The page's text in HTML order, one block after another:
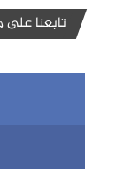
تابعنا على